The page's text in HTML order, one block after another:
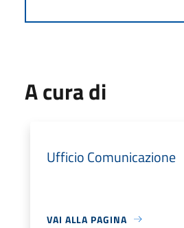
A cura di
Ufficio Comunicazione
VAI ALLA PAGINA